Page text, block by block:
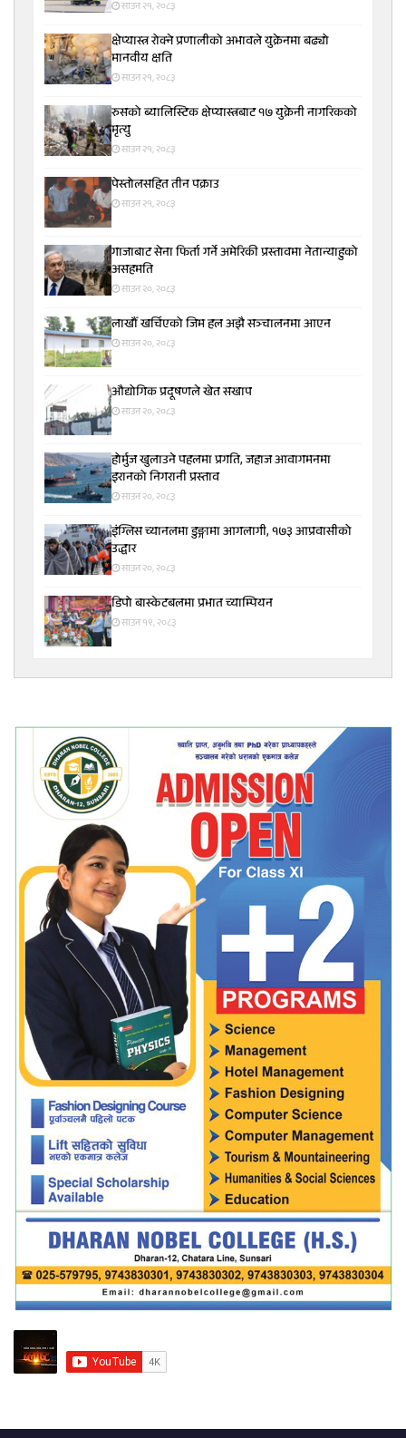
साउन २१, २०८३
क्षेप्यास्त्र रोक्ने प्रणालीको अभावले युक्रेनमा बढ्यो
मानवीय क्षति
साउन २१, २०८३
रुसको ब्यालिस्टिक क्षेप्यास्त्रबाट १७ युक्रेनी नागरिकको
मृत्यु
साउन २१, २०८३
पेस्तोलसहित तीन पक्राउ
साउन २१, २०८३
गाजाबाट सेना फिर्ता गर्ने अमेरिकी प्रस्तावमा नेतान्याहुको
असहमति
साउन २०, २०८३
लाखौँ खर्चिएको जिम हल अझै सञ्चालनमा आएन
साउन २०, २०८३
औद्योगिक प्रदूषणले खेत सखाप
साउन २०, २०८३
होर्मुज खुलाउने पहलमा प्रगति, जहाज आवागमनमा
इरानको निगरानी प्रस्ताव
साउन २०, २०८३
इंग्लिस च्यानलमा डुङ्गामा आगलागी, १७३ आप्रवासीको
उद्धार
साउन २०, २०८३
डिपो बास्केटबलमा प्रभात च्याम्पियन
साउन १९, २०८३